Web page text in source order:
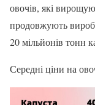
овочів, які
продовжують
20 мільйонів тонн
Середні ціни на